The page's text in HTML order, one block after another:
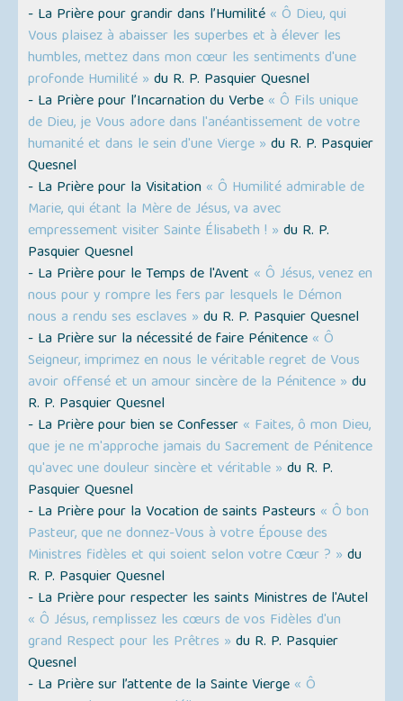
- La Prière pour grandir dans l’Humilité « Ô Dieu, qui
Vous plaisez à abaisser les superbes et à élever les
humbles, mettez dans mon cœur les sentiments d'une
profonde Humilité » du R. P. Pasquier Quesnel
- La Prière pour l’Incarnation du Verbe « Ô Fils unique
de Dieu, je Vous adore dans l'anéantissement de votre
humanité et dans le sein d'une Vierge » du R. P. Pasquier
Quesnel
- La Prière pour la Visitation « Ô Humilité admirable de
Marie, qui étant la Mère de Jésus, va avec
empressement visiter Sainte Élisabeth ! » du R. P.
Pasquier Quesnel
- La Prière pour le Temps de l'Avent « Ô Jésus, venez en
nous pour y rompre les fers par lesquels le Démon
nous a rendu ses esclaves » du R. P. Pasquier Quesnel
- La Prière sur la nécessité de faire Pénitence « Ô
Seigneur, imprimez en nous le véritable regret de Vous
avoir offensé et un amour sincère de la Pénitence » du
R. P. Pasquier Quesnel
- La Prière pour bien se Confesser « Faites, ô mon Dieu,
que je ne m'approche jamais du Sacrement de Pénitence
qu'avec une douleur sincère et véritable » du R. P.
Pasquier Quesnel
- La Prière pour la Vocation de saints Pasteurs « Ô bon
Pasteur, que ne donnez-Vous à votre Épouse des
Ministres fidèles et qui soient selon votre Cœur ? » du
R. P. Pasquier Quesnel
- La Prière pour respecter les saints Ministres de l'Autel
« Ô Jésus, remplissez les cœurs de vos Fidèles d'un
grand Respect pour les Prêtres » du R. P. Pasquier
Quesnel
- La Prière sur l’attente de la Sainte Vierge « Ô